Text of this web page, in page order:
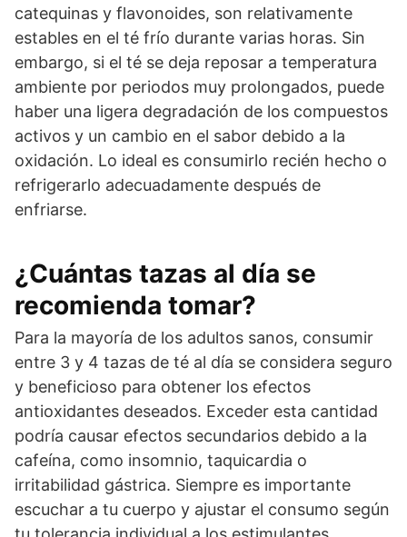
catequinas y flavonoides, son relativamente
estables en el té frío durante varias horas. Sin
embargo, si el té se deja reposar a temperatura
ambiente por periodos muy prolongados, puede
haber una ligera degradación de los compuestos
activos y un cambio en el sabor debido a la
oxidación. Lo ideal es consumirlo recién hecho o
refrigerarlo adecuadamente después de
enfriarse.
¿Cuántas tazas al día se
recomienda tomar?
Para la mayoría de los adultos sanos, consumir
entre 3 y 4 tazas de té al día se considera seguro
y beneficioso para obtener los efectos
antioxidantes deseados. Exceder esta cantidad
podría causar efectos secundarios debido a la
cafeína, como insomnio, taquicardia o
irritabilidad gástrica. Siempre es importante
escuchar a tu cuerpo y ajustar el consumo según